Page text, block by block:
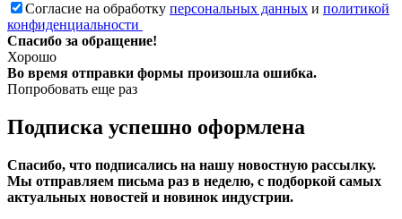
Согласие на обработку персональных данных и политикой
конфиденциальности
Спасибо за обращение!
Хорошо
Во время отправки формы произошла ошибка.
Попробовать еще раз
Подписка успешно оформлена
Спасибо, что подписались на нашу новостную рассылку.
Мы отправляем письма раз в неделю, с подборкой самых
актуальных новостей и новинок индустрии.